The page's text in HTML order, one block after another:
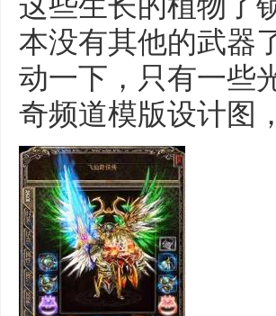
本没有其他的武器
动一下，只有一些
奇频道模版设计图